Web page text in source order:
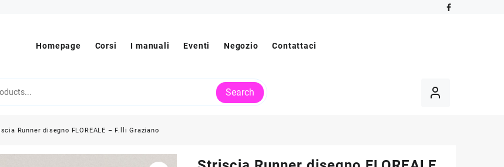
Homepage Corsi I manuali Eventi Negozio Contattaci
Search
Runner disegno FLOREALE – F.lli Graziano